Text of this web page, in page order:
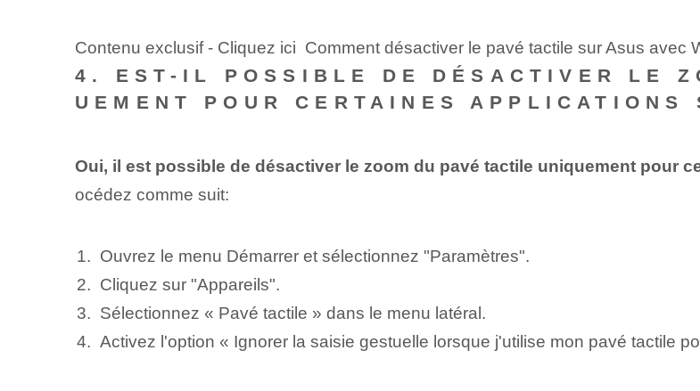
Contenu exclusif - Cliquez ici Comment désactiver le pavé tactile sur Asus avec
4. EST-IL POSSIBLE DE DÉSACTIVER LE
UEMENT POUR CERTAINES APPLICATIONS
Oui, il est possible de désactiver le zoom du pavé tactile uniquement pour
océdez comme suit:
Ouvrez le menu Démarrer et sélectionnez "Paramètres".
Cliquez sur "Appareils".
Sélectionnez « Pavé tactile » dans le menu latéral.
Activez l'option « Ignorer la saisie gestuelle lorsque j'utilise mon pavé tactile